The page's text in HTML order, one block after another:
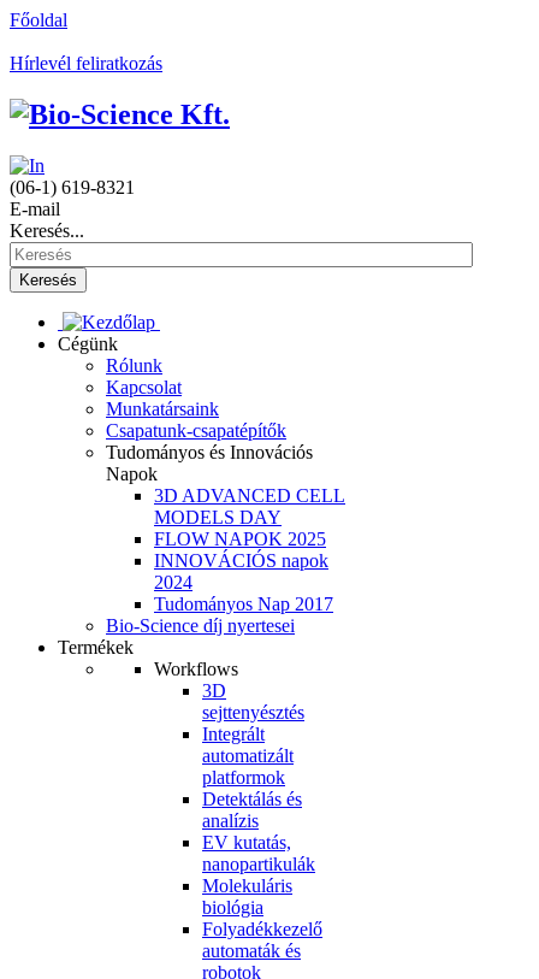
Főoldal
Hírlevél feliratkozás
(06-1) 619-8321
E-mail
Keresés...
Keresés
Cégünk
Rólunk
Kapcsolat
Munkatársaink
Csapatunk-csapatépítők
Tudományos és Innovációs
Napok
3D ADVANCED CELL
MODELS DAY
FLOW NAPOK 2025
INNOVÁCIÓS napok
2024
Tudományos Nap 2017
Bio-Science díj nyertesei
Termékek
Workflows
3D
sejttenyésztés
Integrált
automatizált
platformok
Detektálás és
analízis
EV kutatás,
nanopartikulák
Molekuláris
biológia
Folyadékkezelő
automaták és
robotok